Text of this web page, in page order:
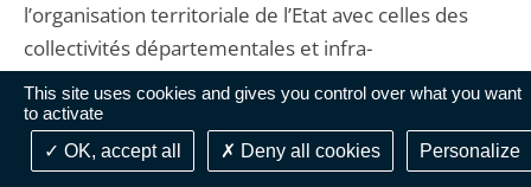
This site uses cookies and gives you control over what you want
to activate
OK, accept all
Deny all cookies Personalize
l’organisation territoriale de l’Etat avec celles des
collectivités départementales et infra-
départementales doit être poursuivie. Les services
de l’Etat n’ont pas été réformés pour tenir compte
du phénomène de métropolisation constaté et
favorisé par la loi MAPTAM de 2014. Même si cela